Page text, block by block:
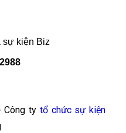
sự kiện Biz
Công ty tổ chức sự kiện